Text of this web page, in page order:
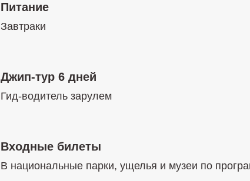
Питание
Завтраки
Джип-тур 6 дней
Гид-водитель зарулем
Входные билеты
В национальные парки, ущелья и музеи по